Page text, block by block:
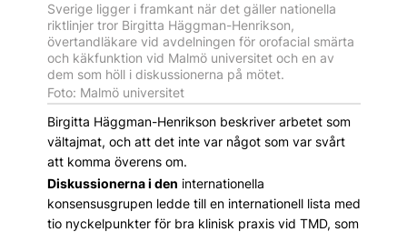
Sverige ligger i framkant när det gäller nationella
riktlinjer tror Birgitta Häggman-Henrikson,
övertandläkare vid avdelningen för orofacial smärta
och käkfunktion vid Malmö universitet och en av
dem som höll i diskussionerna på mötet.
Foto: Malmö universitet
Birgitta Häggman-Henrikson beskriver arbetet som
vältajmat, och att det inte var något som var svårt
att komma överens om.
Diskussionerna i den internationella
konsensusgrupen ledde till en internationell lista med
tio nyckelpunkter för bra klinisk praxis vid TMD, som